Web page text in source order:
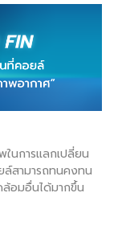
นการแลกเปลี่ยน
สามารถทนคงทน
อมอื่นได้มากขึ้น